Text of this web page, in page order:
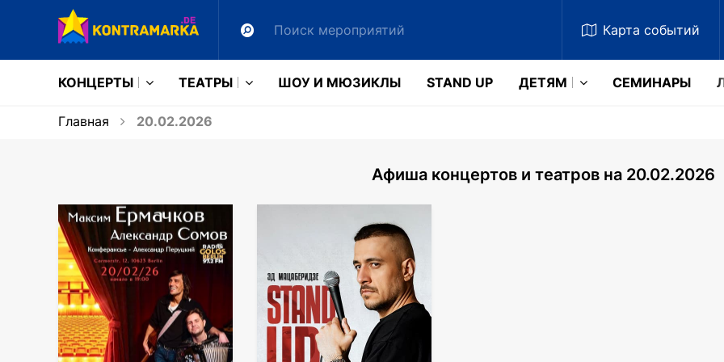
Карта событий
КОНЦЕРТЫ ТЕАТРЫ ШОУ И МЮЗИКЛЫ STAND UP ДЕТЯМ CЕМИНАРЫ
Главная 20.02.2026
Афиша концертов и театров на 20.02.2026